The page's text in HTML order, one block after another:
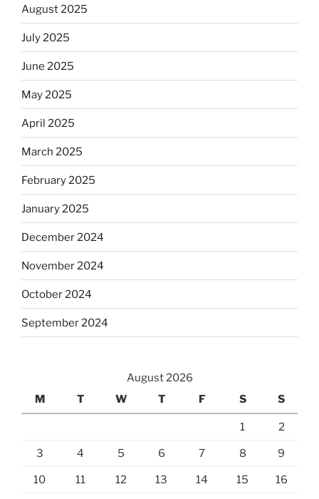
August 2025
July 2025
June 2025
May 2025
April 2025
March 2025
February 2025
January 2025
December 2024
November 2024
October 2024
September 2024
August 2026
M
T W T F S S
1 2
3 4 5 6 7 8 9
10 11 12 13 14 15 16